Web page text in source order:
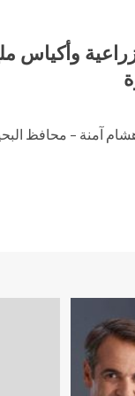
زراعية
هشام آمنة – محافظ